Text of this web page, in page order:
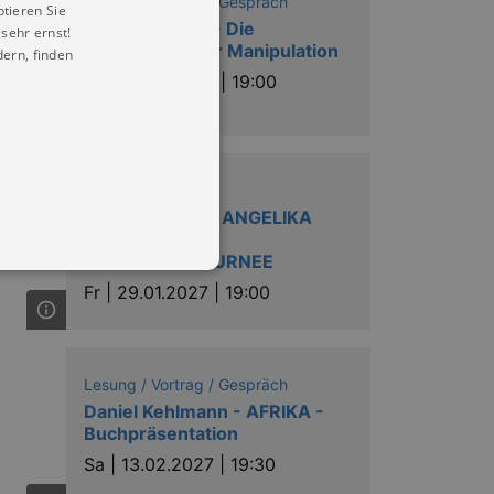
Lydia Benecke - Die
Psychologie der Manipulation
20.12.2026 | 19:00
EIN ABEND MIT ANGELIKA
JUBILÄUMSTOURNEE
Fr | 29.01.2027 | 19:00
Lesung / Vortrag / Gespräch
Daniel Kehlmann - AFRIKA -
Buchpräsentation
Sa | 13.02.2027 | 19:30
Sie
ernst!
finden
Ihren account. Ohne diese
visitor cookie consent
to work properly.